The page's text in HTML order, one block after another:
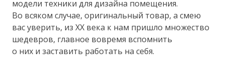
модели техники для дизайна помещения.
Во всяком случае, оригинальный товар, а смею
вас уверить, из ХХ века к нам пришло множество
шедевров, главное вовремя вспомнить
о них и заставить работать на себя.